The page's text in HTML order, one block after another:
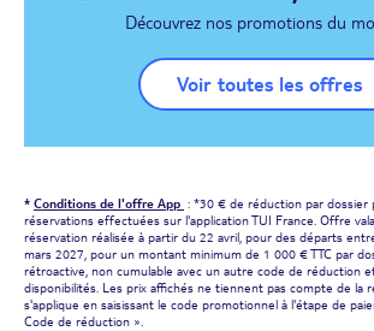
Découvrez nos promotions du
Voir toutes les offres
* Conditions de l'offre App : *30 € de réduction par dossier
réservations effectuées sur l'application TUI France. Offre
réservation réalisée à partir du 22 avril, pour des départs
mars 2027, pour un montant minimum de 1 000 € TTC par
rétroactive, non cumulable avec un autre code de réduction
disponibilités. Les prix affichés ne tiennent pas compte de la
s'applique en saisissant le code promotionnel à l'étape de
Code de réduction ».